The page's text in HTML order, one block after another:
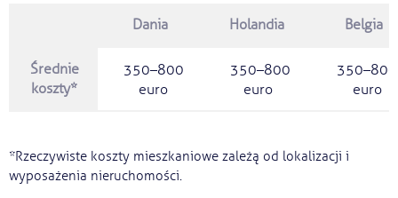
Dania Holandia Belgia
Średnie
koszty*
350–800
euro
350–800
euro
350–800
euro
*Rzeczywiste koszty mieszkaniowe zależą od lokalizacji i
wyposażenia nieruchomości.